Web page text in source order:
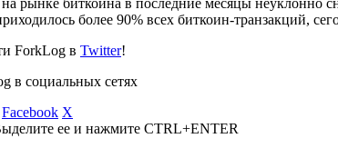
более 90% всех биткоин-транзакций,
ForkLog в Twitter!
в социальных сетях
Facebook X
ее и нажмите CTRL+ENTER